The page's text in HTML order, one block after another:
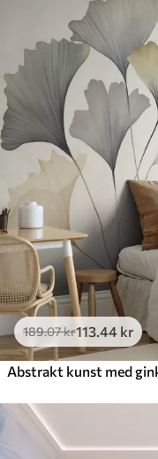
189.07kr113 .44 kr